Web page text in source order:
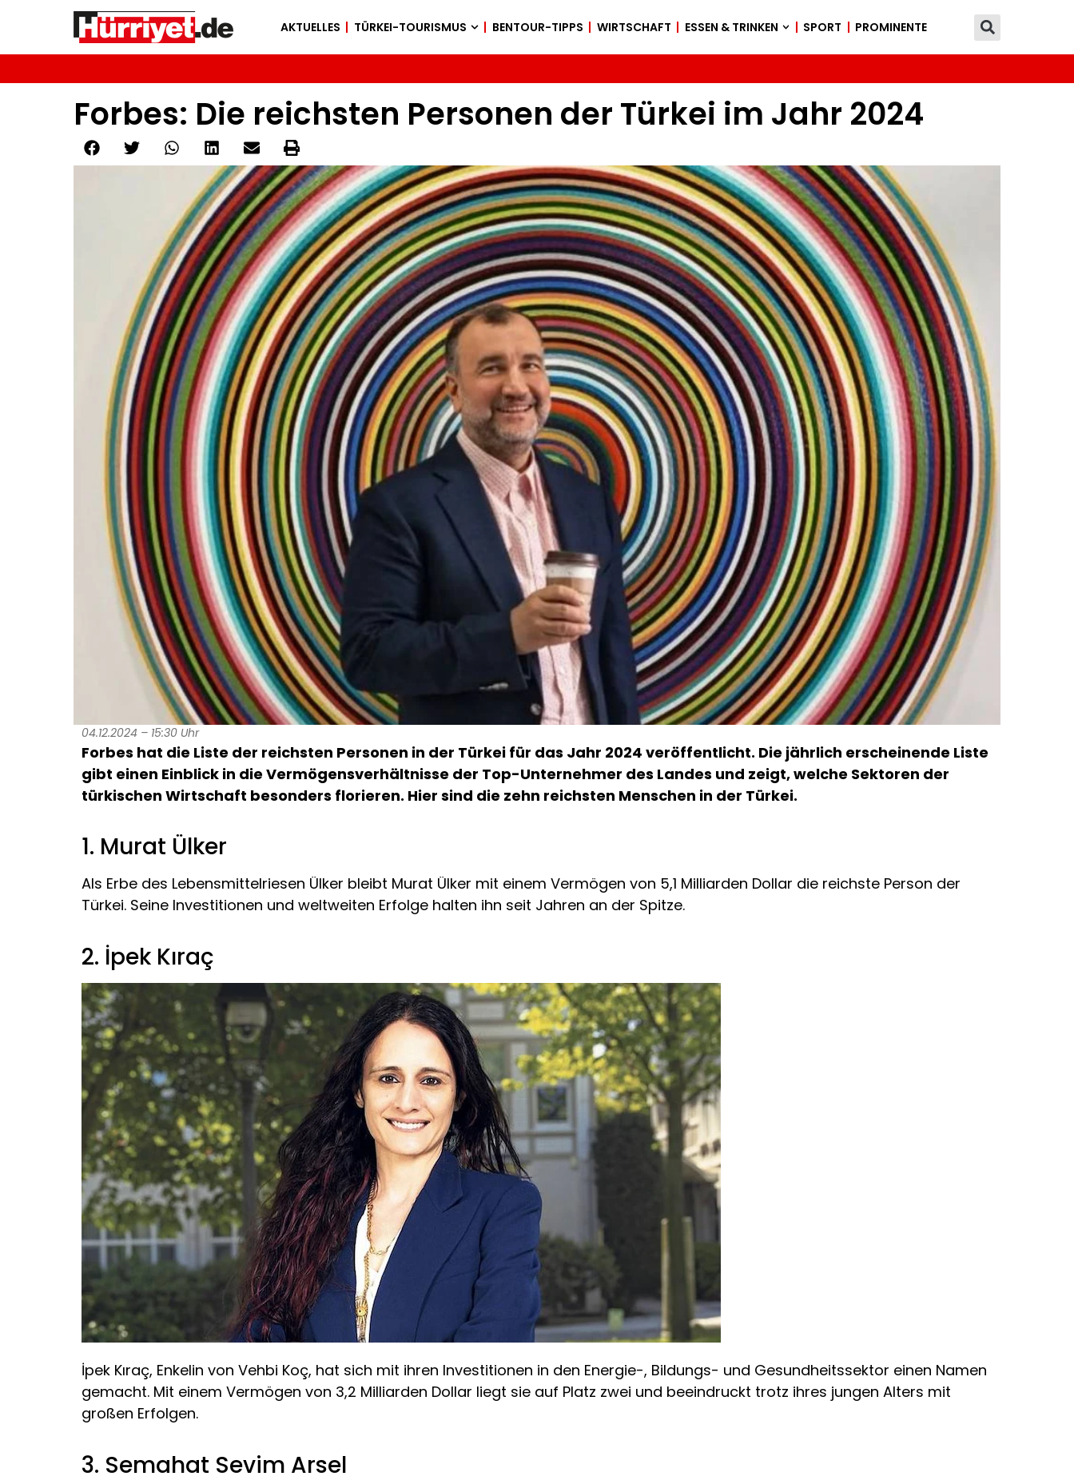
AKTUELLES TÜRKEI-TOURISMUS BENTOUR-TIPPS WIRTSCHAFT ESSEN & TRINKEN SPORT PROMINENTE
Forbes: Die reichsten Personen der Türkei im Jahr 2024
04.12.2024 – 15:30 Uhr
Forbes hat die Liste der reichsten Personen in der Türkei für das Jahr 2024 veröffentlicht. Die jährlich erscheinende Liste
gibt einen Einblick in die Vermögensverhältnisse der Top-Unternehmer des Landes und zeigt, welche Sektoren der
türkischen Wirtschaft besonders florieren. Hier sind die zehn reichsten Menschen in der Türkei.
1. Murat Ülker
Als Erbe des Lebensmittelriesen Ülker bleibt Murat Ülker mit einem Vermögen von 5,1 Milliarden Dollar die reichste Person der
Türkei. Seine Investitionen und weltweiten Erfolge halten ihn seit Jahren an der Spitze.
2. İpek Kıraç
İpek Kıraç, Enkelin von Vehbi Koç, hat sich mit ihren Investitionen in den Energie-, Bildungs- und Gesundheitssektor einen Namen
gemacht. Mit einem Vermögen von 3,2 Milliarden Dollar liegt sie auf Platz zwei und beeindruckt trotz ihres jungen Alters mit
großen Erfolgen.
3. Semahat Sevim Arsel